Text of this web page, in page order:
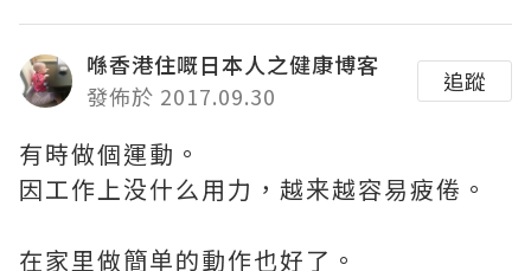
喺香港住嘅日本人之健康博客
發佈於 2017.09.30
追蹤
有時做個運動。
因工作上没什么用力，越来越容易疲倦。
在家里做簡单的動作也好了。